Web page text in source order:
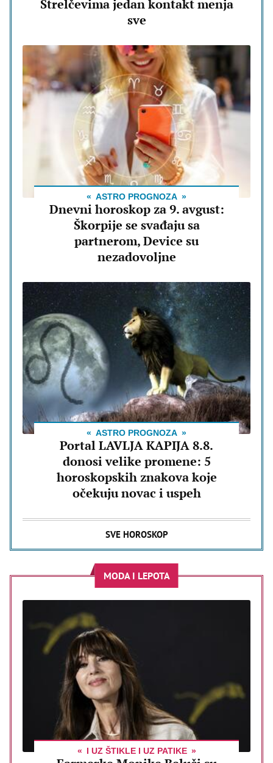
Strelčevima jedan kontakt menja
sve
ASTRO PROGNOZA
Dnevni horoskop za 9. avgust:
Škorpije se svađaju sa
partnerom, Device su
nezadovoljne
ASTRO PROGNOZA
Portal LAVLJA KAPIJA 8.8.
donosi velike promene: 5
horoskopskih znakova koje
očekuju novac i uspeh
SVE HOROSKOP
MODA I LEPOTA
I UZ ŠTIKLE I UZ PATIKE